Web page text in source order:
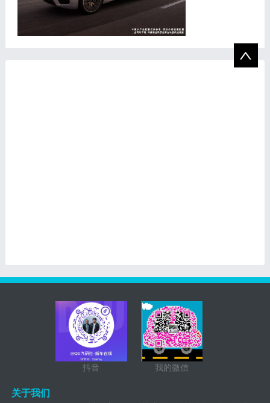
抖音 我的微信
关于我们